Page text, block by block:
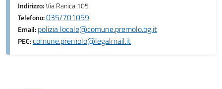
Indirizzo:Via Ranica 105
Telefono:035/701059
Email:polizia locale@comune.premolo.bg.it
PEC:comune.premolo@legalmail.it